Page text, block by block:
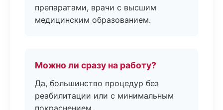
препаратами, врачи с высшим
медицинским образованием.
Можно ли сразу на работу?
Да, большинство процедур без
реабилитации или с минимальным
покраснением.